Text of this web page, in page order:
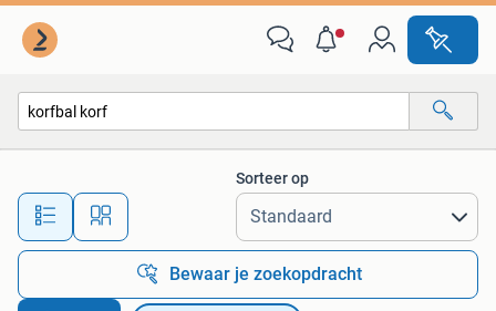
Alle afstanden…
Sorteer op
Bewaar je zoekopdracht